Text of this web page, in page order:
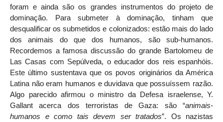
foram e ainda são os grandes instrumentos do projeto de
dominação. Para submeter à dominação, tinham que
desqualificar os submetidos e colonizados: estão mais do lado
dos animais do que dos humanos, são sub-humanos.
Recordemos a famosa discussão do grande Bartolomeu de
Las Casas com Sepúlveda, o educador dos reis espanhóis.
Este último sustentava que os povos originários da América
Latina não eram humanos e duvidava que possuíssem razão.
Algo parecido afirmou o ministro da Defesa israelense, Y.
Gallant acerca dos terroristas de Gaza: são “animais-
humanos e como tais devem ser tratados”. Os nazistas